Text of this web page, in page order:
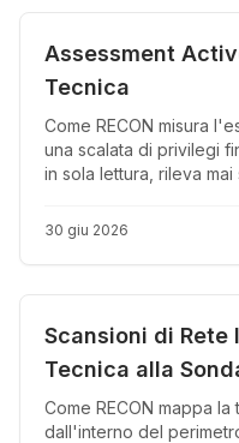
Prodotto PDF
Assessment
Tecnica
Come RECON misura
una scalata di privilegi
in sola lettura, rileva mai
30 giu 2026
Prodotto PDF
Scansioni di
Tecnica alla
Come RECON mappa
dall'interno del